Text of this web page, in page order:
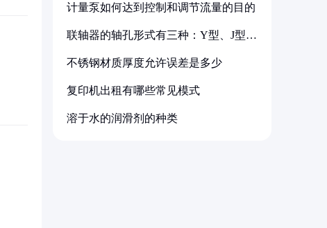
计量泵如何达到控制和调节流量的目的
联轴器的轴孔形式有三种：Y型、J型、
不锈钢材质厚度允许误差是多少
复印机出租有哪些常见模式
溶于水的润滑剂的种类